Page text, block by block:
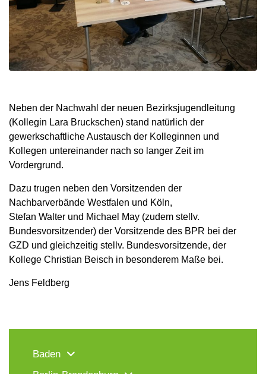
Neben der Nachwahl der neuen Bezirksjugendleitung
(Kollegin Lara Bruckschen) stand natürlich der
gewerkschaftliche Austausch der Kolleginnen und
Kollegen untereinander nach so langer Zeit im
Vordergrund.
Dazu trugen neben den Vorsitzenden der
Nachbarverbände Westfalen und Köln,
Stefan Walter und Michael May (zudem stellv.
Bundesvorsitzender) der Vorsitzende des BPR bei der
GZD und gleichzeitig stellv. Bundesvorsitzende, der
Kollege Christian Beisch in besonderem Maße bei.
Jens Feldberg
Baden